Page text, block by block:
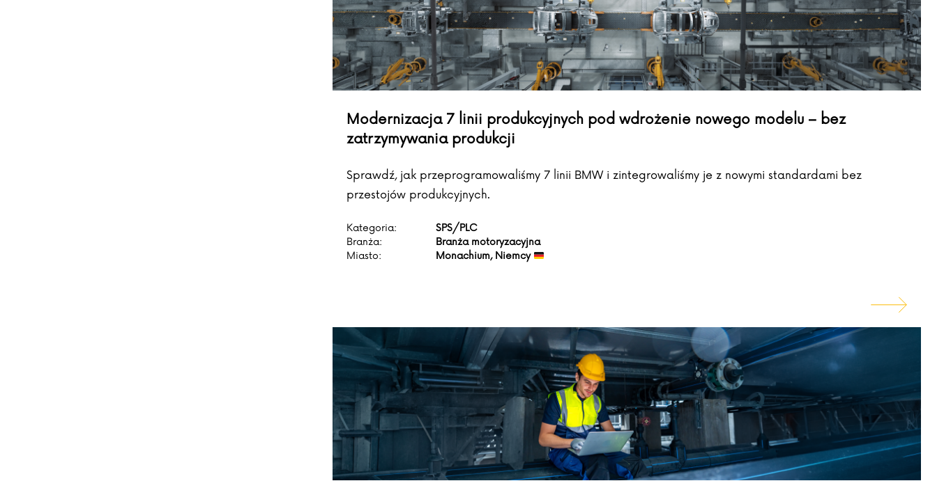
Modernizacja 7 linii produkcyjnych pod wdrożenie nowego modelu – bez
zatrzymywania produkcji
Sprawdź, jak przeprogramowaliśmy 7 linii BMW i zintegrowaliśmy je z nowymi standardami bez
przestojów produkcyjnych.
Kategoria:
SPS/PLC
Branża:
Branża motoryzacyjna
Miasto:
Monachium, Niemcy